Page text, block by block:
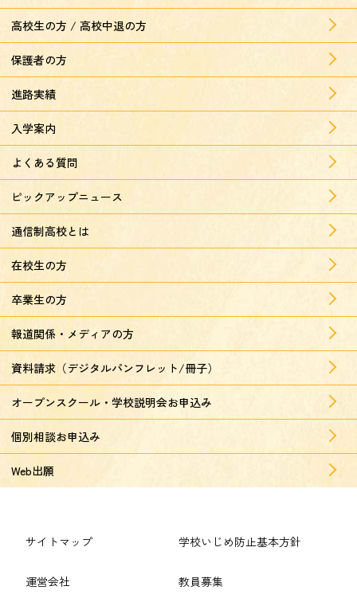
高校生の方 / 高校中退の方
保護者の方
進路実績
入学案内
よくある質問
ピックアップニュース
通信制高校とは
在校生の方
卒業生の方
報道関係・メディアの方
資料請求（デジタルパンフレット/冊子）
オープンスクール・学校説明会お申込み
個別相談お申込み
Web出願
サイトマップ
運営会社
学校いじめ防止基本方針
教員募集